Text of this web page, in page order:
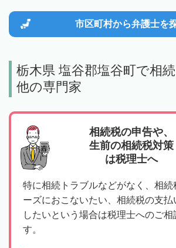
市区町村から弁護士を
栃木県 塩谷郡塩谷町で相
他の専門家
相続税の申告や、
生前の相続税対策
は税理士へ
特に相続トラブルなどがなく、相続
ーズにおこないたい、相続税の支
したいという場合は税理士へのご
す。